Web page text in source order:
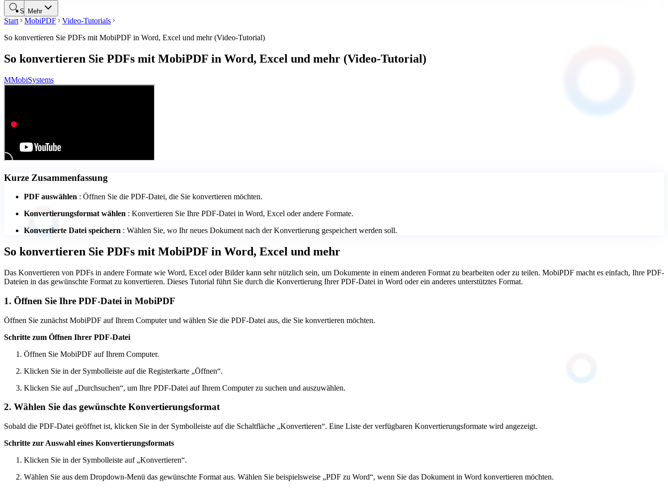
Mehr
Suche
Start MobiPDF
Video-Tutorials
So konvertieren Sie PDFs mit MobiPDF in Word, Excel und mehr (Video-Tutorial)
So konvertieren Sie PDFs mit MobiPDF in Word, Excel und mehr (Video-Tutorial)
MMobiSystems
Kurze Zusammenfassung
PDF auswählen : Öffnen Sie die PDF-Datei, die Sie konvertieren möchten.
Konvertierungsformat wählen : Konvertieren Sie Ihre PDF-Datei in Word, Excel oder andere Formate.
Konvertierte Datei speichern : Wählen Sie, wo Ihr neues Dokument nach der Konvertierung gespeichert werden soll.
So konvertieren Sie PDFs mit MobiPDF in Word, Excel und mehr
Das Konvertieren von PDFs in andere Formate wie Word, Excel oder Bilder kann sehr nützlich sein, um Dokumente in einem anderen Format zu bearbeiten oder zu teilen. MobiPDF macht es einfach, Ihre PDF-
Dateien in das gewünschte Format zu konvertieren. Dieses Tutorial führt Sie durch die Konvertierung Ihrer PDF-Datei in Word oder ein anderes unterstütztes Format.
1. Öffnen Sie Ihre PDF-Datei in MobiPDF
Öffnen Sie zunächst MobiPDF auf Ihrem Computer und wählen Sie die PDF-Datei aus, die Sie konvertieren möchten.
Schritte zum Öffnen Ihrer PDF-Datei
Öffnen Sie MobiPDF auf Ihrem Computer.
Klicken Sie in der Symbolleiste auf die Registerkarte „Öffnen“.
Klicken Sie auf „Durchsuchen“, um Ihre PDF-Datei auf Ihrem Computer zu suchen und auszuwählen.
2. Wählen Sie das gewünschte Konvertierungsformat
Sobald die PDF-Datei geöffnet ist, klicken Sie in der Symbolleiste auf die Schaltfläche „Konvertieren“. Eine Liste der verfügbaren Konvertierungsformate wird angezeigt.
Schritte zur Auswahl eines Konvertierungsformats
Klicken Sie in der Symbolleiste auf „Konvertieren“.
Wählen Sie aus dem Dropdown-Menü das gewünschte Format aus. Wählen Sie beispielsweise „PDF zu Word“, wenn Sie das Dokument in Word konvertieren möchten.